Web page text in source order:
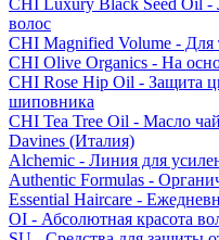
CHI Luxury Black Seed Oil
волос
CHI Magnified Volume - Для
CHI Olive Organics - На
CHI Rose Hip Oil - Защита
шиповника
CHI Tea Tree Oil - Масло
Davines (Италия)
Alchemic - Линия для
Authentic Formulas -
Essential Haircare -
OI - Абсолютная красота